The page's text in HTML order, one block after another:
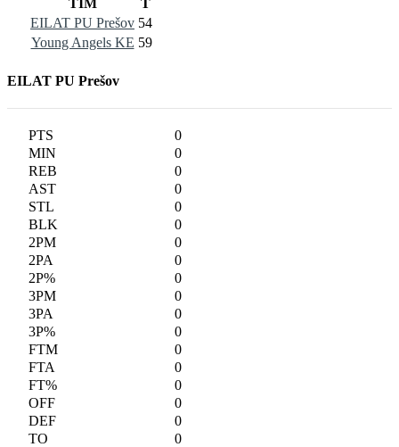
TÍM
T
EILAT PU Prešov 54
Young Angels KE 59
EILAT PU Prešov
0
0
0
0
0
0
0
0
0
0
0
0
0
0
0
0
0
0